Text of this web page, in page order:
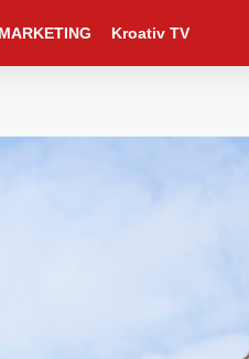
MARKETING Kroativ TV